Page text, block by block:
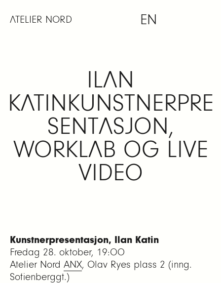
ATELIER NORD EN
ILAN
KATINKUNSTNERPRE
SENTASJON,
WORKLAB OG LIVE
VIDEO
Kunstnerpresentasjon, Ilan Katin
Fredag 28. oktober, 19:00
Atelier Nord ANX, Olav Ryes plass 2 (inng.
Sofienberggt.)